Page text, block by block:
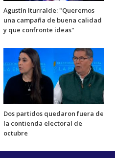
Agustín Iturralde: "Queremos
una campaña de buena calidad
y que confronte ideas"
Dos partidos quedaron fuera de
la contienda electoral de
octubre